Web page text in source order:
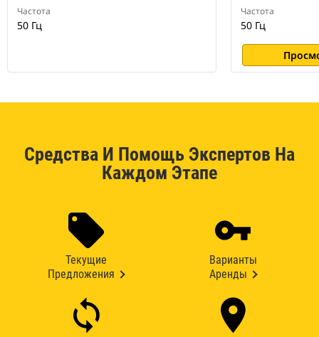
Частота
50 Гц
Частота
50 Гц
Средства И Помощь Экспертов На
Каждом Этапе
Текущие
Предложения
Варианты
Аренды